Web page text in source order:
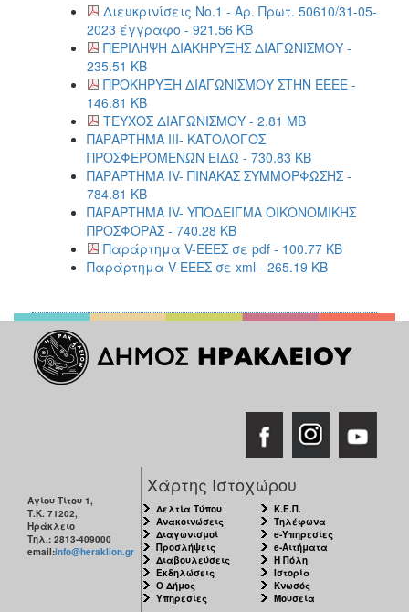
Διευκρινίσεις Νο.1 - Αρ. Πρωτ. 50610/31-05-
2023 έγγραφο - 921.56 KB
ΠΕΡΙΛΗΨΗ ΔΙΑΚΗΡΥΞΗΣ ΔΙΑΓΩΝΙΣΜΟΥ -
235.51 KB
ΠΡΟΚΗΡΥΞΗ ΔΙΑΓΩΝΙΣΜΟΥ ΣΤΗΝ ΕΕΕΕ -
146.81 KB
ΤΕΥΧΟΣ ΔΙΑΓΩΝΙΣΜΟΥ - 2.81 MB
ΠΑΡΑΡΤΗΜΑ ΙΙΙ- ΚΑΤΟΛΟΓΟΣ
ΠΡΟΣΦΕΡΟΜΕΝΩΝ ΕΙΔΩ - 730.83 KB
ΠΑΡΑΡΤΗΜΑ ΙV- ΠΙΝΑΚΑΣ ΣΥΜΜΟΡΦΩΣΗΣ -
784.81 KB
ΠΑΡΑΡΤΗΜΑ IV- ΥΠΟΔΕΙΓΜΑ ΟΙΚΟΝΟΜΙΚΗΣ
ΠΡΟΣΦΟΡΑΣ - 740.28 KB
Παράρτημα V-ΕΕΕΣ σε pdf - 100.77 KB
Παράρτημα V-ΕΕΕΣ σε xml - 265.19 KB
Αγίου Τίτου 1,
Τ.Κ. 71202,
Ηράκλειο
Τηλ.: 2813-409000
email:info@heraklion.gr
Χάρτης Ιστοχώρου
Δελτία Τύπου
Ανακοινώσεις
Διαγωνισμοί
Προσλήψεις
Διαβουλεύσεις
Εκδηλώσεις
Ο Δήμος
Υπηρεσίες
Κ.Ε.Π.
Τηλέφωνα
e-Υπηρεσίες
e-Αιτήματα
Η Πόλη
Ιστορία
Κνωσός
Μουσεία